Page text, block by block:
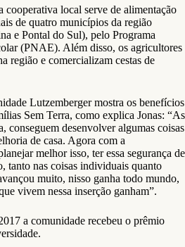
cooperativa local serve de alimentação
de quatro municípios da região
e Pontal do Sul), pelo Programa
(PNAE). Além disso, os agricultores
região e comercializam cestas de
Lutzemberger mostra os benefícios
Sem Terra, como explica Jonas: “As
conseguem desenvolver algumas coisas
de casa. Agora com a
melhor isso, ter essa segurança de
tanto nas coisas individuais quanto
muito, nisso ganha todo mundo,
vivem nessa inserção ganham”.
a comunidade recebeu o prêmio